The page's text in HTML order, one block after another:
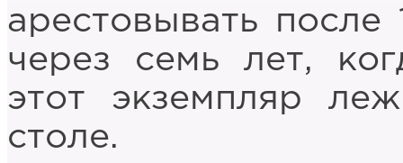
арестовывать
через семь лет,
этот экземпляр
столе.